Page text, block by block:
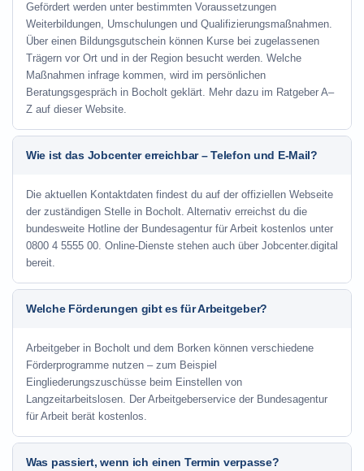
Gefördert werden unter bestimmten Voraussetzungen
Weiterbildungen, Umschulungen und Qualifizierungsmaßnahmen.
Über einen Bildungsgutschein können Kurse bei zugelassenen
Trägern vor Ort und in der Region besucht werden. Welche
Maßnahmen infrage kommen, wird im persönlichen
Beratungsgespräch in Bocholt geklärt. Mehr dazu im Ratgeber A–
Z auf dieser Website.
Wie ist das Jobcenter erreichbar – Telefon und E-Mail?
Die aktuellen Kontaktdaten findest du auf der offiziellen Webseite
der zuständigen Stelle in Bocholt. Alternativ erreichst du die
bundesweite Hotline der Bundesagentur für Arbeit kostenlos unter
0800 4 5555 00. Online-Dienste stehen auch über Jobcenter.digital
bereit.
Welche Förderungen gibt es für Arbeitgeber?
Arbeitgeber in Bocholt und dem Borken können verschiedene
Förderprogramme nutzen – zum Beispiel
Eingliederungszuschüsse beim Einstellen von
Langzeitarbeitslosen. Der Arbeitgeberservice der Bundesagentur
für Arbeit berät kostenlos.
Was passiert, wenn ich einen Termin verpasse?